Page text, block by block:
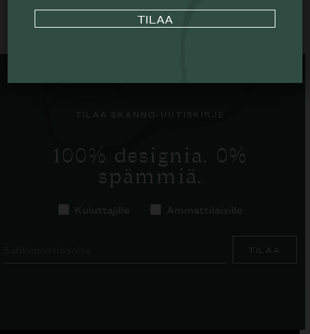
192€.96€.
TILAA SKANNO-UUTISKIRJE
100% designia. 0%
spämmiä.
Kuluttajille Ammattilaisille
TILAA